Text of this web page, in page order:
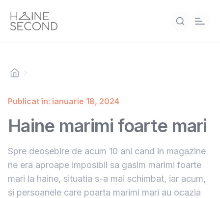
Publicat în: ianuarie 18, 2024
Haine marimi foarte mari
Spre deosebire de acum 10 ani cand in magazine
ne era aproape imposibil sa gasim marimi foarte
mari la haine, situatia s-a mai schimbat, iar acum,
si persoanele care poarta marimi mari au ocazia